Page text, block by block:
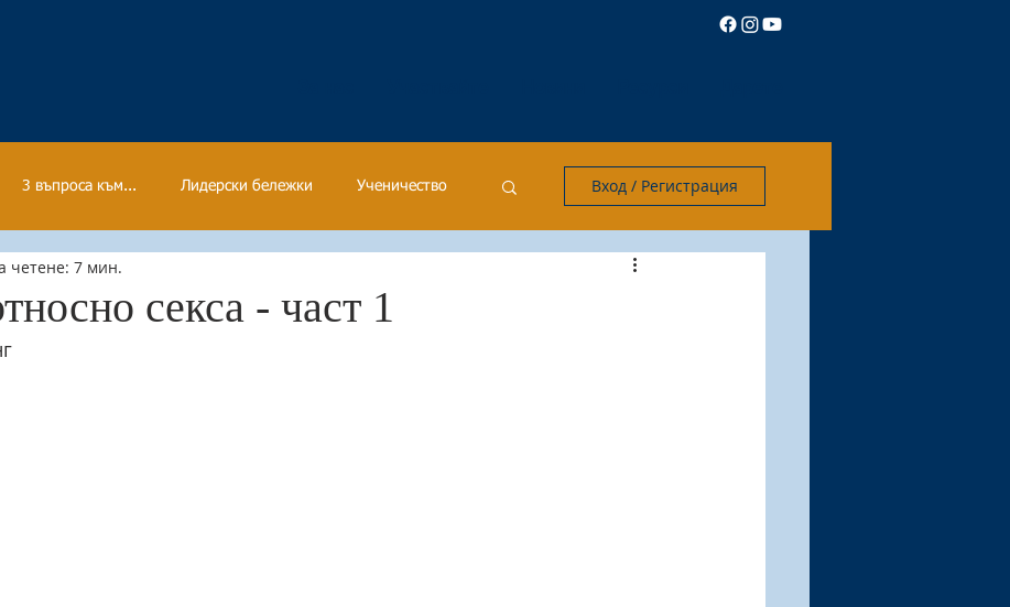
3 въпроса към... Лидерски бележки Ученичество Вход / Регистрация
секса - част 1
четене: 7 мин.